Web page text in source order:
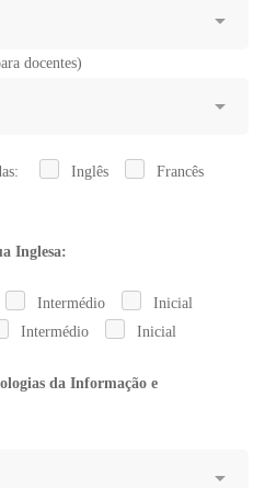
docentes)
Inglês
Francês
Inglesa:
Intermédio
Inicial
Intermédio Inicial
da Informação e